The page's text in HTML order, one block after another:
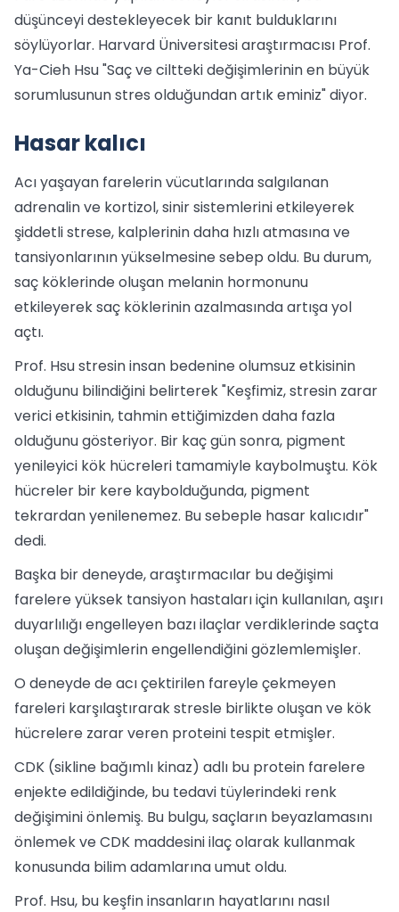
düşünceyi destekleyecek bir kanıt bulduklarını
söylüyorlar. Harvard Üniversitesi araştırmacısı Prof.
Ya-Cieh Hsu "Saç ve ciltteki değişimlerinin en büyük
sorumlusunun stres olduğundan artık eminiz" diyor.
Hasar kalıcı
Acı yaşayan farelerin vücutlarında salgılanan
adrenalin ve kortizol, sinir sistemlerini etkileyerek
şiddetli strese, kalplerinin daha hızlı atmasına ve
tansiyonlarının yükselmesine sebep oldu. Bu durum,
saç köklerinde oluşan melanin hormonunu
etkileyerek saç köklerinin azalmasında artışa yol
açtı.
Prof. Hsu stresin insan bedenine olumsuz etkisinin
olduğunu bilindiğini belirterek "Keşfimiz, stresin zarar
verici etkisinin, tahmin ettiğimizden daha fazla
olduğunu gösteriyor. Bir kaç gün sonra, pigment
yenileyici kök hücreleri tamamiyle kaybolmuştu. Kök
hücreler bir kere kaybolduğunda, pigment
tekrardan yenilenemez. Bu sebeple hasar kalıcıdır"
dedi.
Başka bir deneyde, araştırmacılar bu değişimi
farelere yüksek tansiyon hastaları için kullanılan, aşırı
duyarlılığı engelleyen bazı ilaçlar verdiklerinde saçta
oluşan değişimlerin engellendiğini gözlemlemişler.
O deneyde de acı çektirilen fareyle çekmeyen
fareleri karşılaştırarak stresle birlikte oluşan ve kök
hücrelere zarar veren proteini tespit etmişler.
CDK (sikline bağımlı kinaz) adlı bu protein farelere
enjekte edildiğinde, bu tedavi tüylerindeki renk
değişimini önlemiş. Bu bulgu, saçların beyazlamasını
önlemek ve CDK maddesini ilaç olarak kullanmak
konusunda bilim adamlarına umut oldu.
Prof. Hsu, bu keşfin insanların hayatlarını nasıl